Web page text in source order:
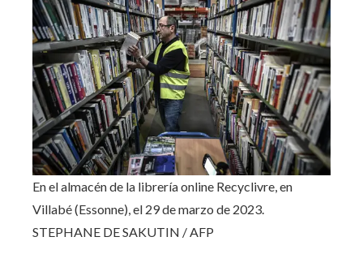
En el almacén de la librería online Recyclivre, en
Villabé (Essonne), el 29 de marzo de 2023.
STEPHANE DE SAKUTIN / AFP